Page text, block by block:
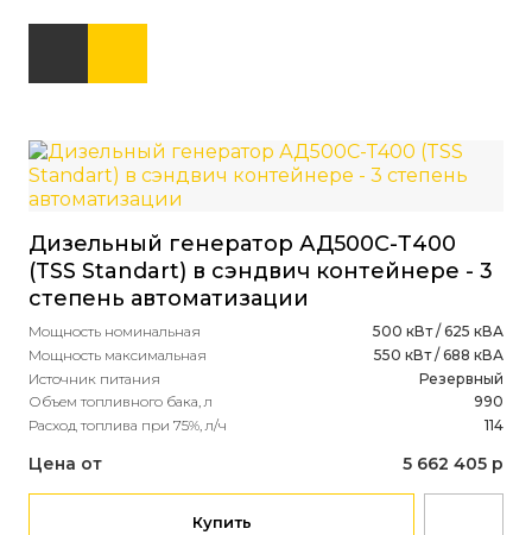
Дизельный генератор АД500С-Т400
(TSS Standart) в сэндвич контейнере - 3
степень автоматизации
Мощность номинальная
500 кВт / 625 кВА
Мощность максимальная
550 кВт / 688 кВА
Источник питания
Резервный
Объем топливного бака, л
990
Расход топлива при 75%, л/ч
114
Цена от 5 662 405 р
Купить